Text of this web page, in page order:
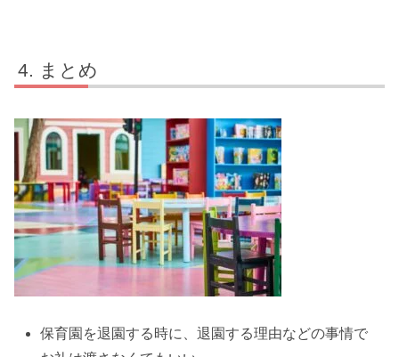
まとめ
保育園を退園する時に、退園する理由などの事情で